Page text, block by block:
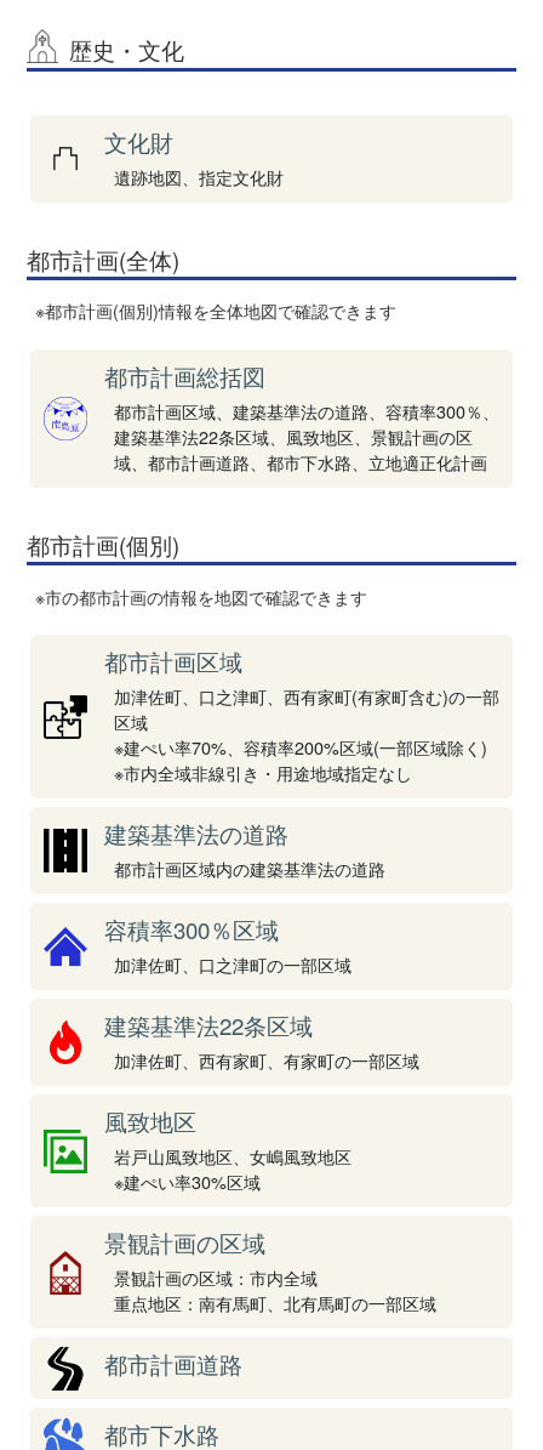
歴史・文化
文化財
遺跡地図、指定文化財
都市計画(全体)
※都市計画(個別)情報を全体地図で確認できます
都市計画総括図
都市計画区域、建築基準法の道路、容積率300％、
建築基準法22条区域、風致地区、景観計画の区
域、都市計画道路、都市下水路、立地適正化計画
都市計画(個別)
※市の都市計画の情報を地図で確認できます
都市計画区域
加津佐町、口之津町、西有家町(有家町含む)の一部
区域
※建ぺい率70%、容積率200%区域(一部区域除く)
※市内全域非線引き・用途地域指定なし
建築基準法の道路
都市計画区域内の建築基準法の道路
容積率300％区域
加津佐町、口之津町の一部区域
建築基準法22条区域
加津佐町、西有家町、有家町の一部区域
風致地区
岩戸山風致地区、女嶋風致地区
※建ぺい率30%区域
景観計画の区域
景観計画の区域：市内全域
重点地区：南有馬町、北有馬町の一部区域
都市計画道路
都市下水路